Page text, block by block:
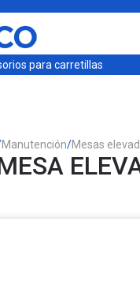
para carretillas
Manutención/Mesas